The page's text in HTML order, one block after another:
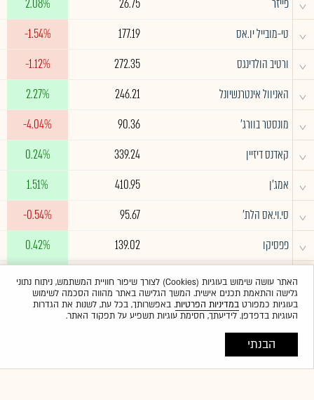
פייזר 26.75
2.08%
^ טי-מובייל יו.אס 177.19
-1.54%
^ ורטיב הולדינגס 272.35
-1.12%
^ האניוול אינטרנשיונל 246.21
2.27%
^ מונסטר בוורג' 90.36
-4.04%
^ קאדנס דיזיין 339.24
0.24%
^ אמג'ן 410.95
1.51%
^ סי.וי.אס הלת' 95.67
-0.54%
^ פפסיקו 139.02
0.42%
קונסטליישן אנרג'י 269.89
3.37%
האתר עושה שימוש בעוגיות (Cookies) לצורך שיפור חוויית המשתמש, ניתוח נתוני
גלישה והתאמת תכנים אישית. המשך הגלישה באתר מהווה הסכמה לשימוש
בעוגיות כמפורטבמדיניות הפרטיות. באפשרותך, בכל עת, לשנות את הגדרות
העוגיות בדפדפן. לידיעתך, חסימת עוגיות תשפיע על תפקוד האתר.
הבנתי